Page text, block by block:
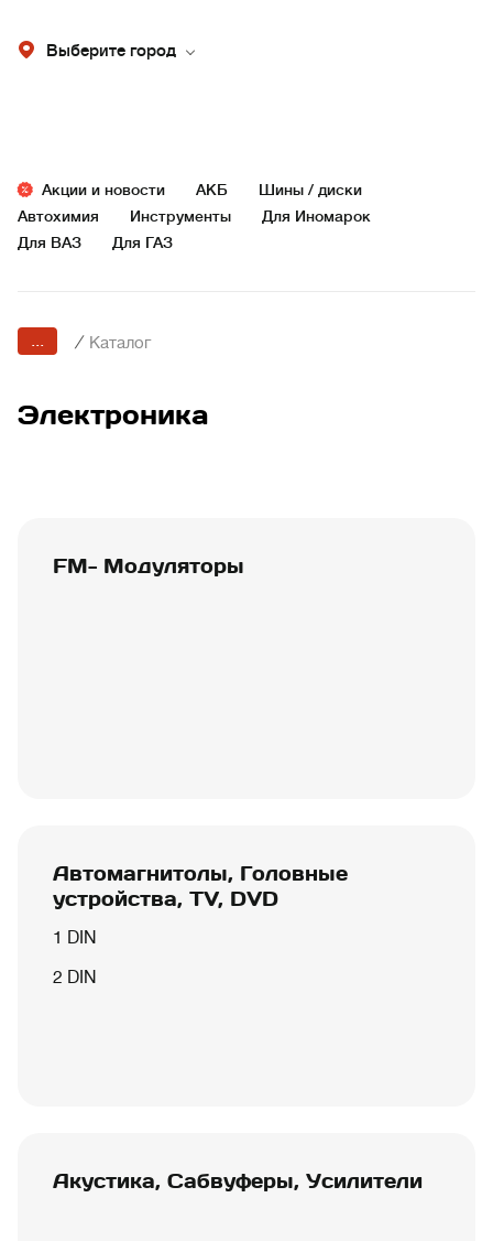
Выберите город
Акции и новости АКБ
Шины / диски
Автохимия
Инструменты
Для Иномарок
Для ВАЗ
Для ГАЗ
... / Каталог
Электроника
FM- Модуляторы
Автомагнитолы, Головные
устройства, TV, DVD
1 DIN
2 DIN
Акустика, Сабвуферы, Усилители